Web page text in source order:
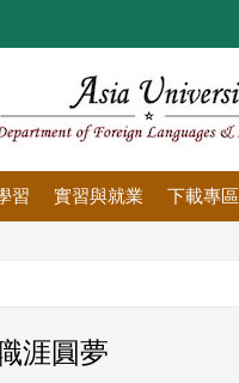
習 實習與就業 下載專區
涯圓夢